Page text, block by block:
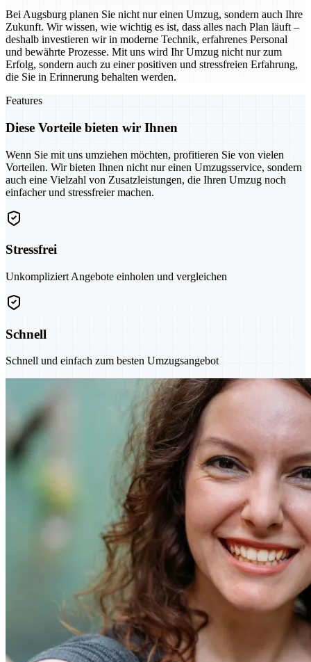
Bei Augsburg planen Sie nicht nur einen Umzug, sondern auch Ihre
Zukunft. Wir wissen, wie wichtig es ist, dass alles nach Plan läuft –
deshalb investieren wir in moderne Technik, erfahrenes Personal
und bewährte Prozesse. Mit uns wird Ihr Umzug nicht nur zum
Erfolg, sondern auch zu einer positiven und stressfreien Erfahrung,
die Sie in Erinnerung behalten werden.
Features
Diese Vorteile bieten wir Ihnen
Wenn Sie mit uns umziehen möchten, profitieren Sie von vielen
Vorteilen. Wir bieten Ihnen nicht nur einen Umzugsservice, sondern
auch eine Vielzahl von Zusatzleistungen, die Ihren Umzug noch
einfacher und stressfreier machen.
Stressfrei
Unkompliziert Angebote einholen und vergleichen
Schnell
Schnell und einfach zum besten Umzugsangebot